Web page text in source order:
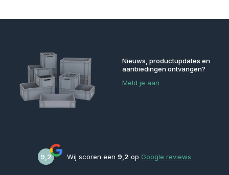
Nieuws, productupdates en
aanbiedingen ontvangen?
Meld je aan
9,2 Wij scoren een 9,2 op Google reviews